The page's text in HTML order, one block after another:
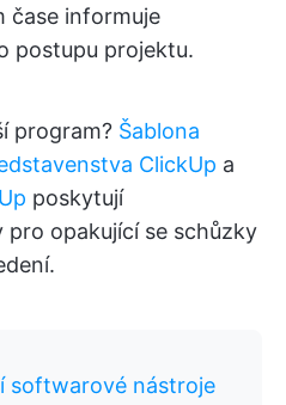
čase informuje
postupu projektu.
program? Šablona
ClickUp a
poskytují
opakující se schůzky
softwarové nástroje